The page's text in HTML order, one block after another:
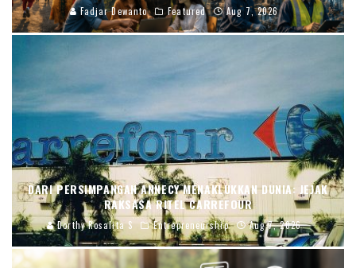
Fadjar Dewanto Featured Aug 7, 2026
DARI PERSIMPANGAN ANNECY MENAKLUKKAN DUNIA: JEJAK
RAKSASA RITEL CARREFOUR
Dorthy Rosalita S Entrepreneurship Aug 7, 2026